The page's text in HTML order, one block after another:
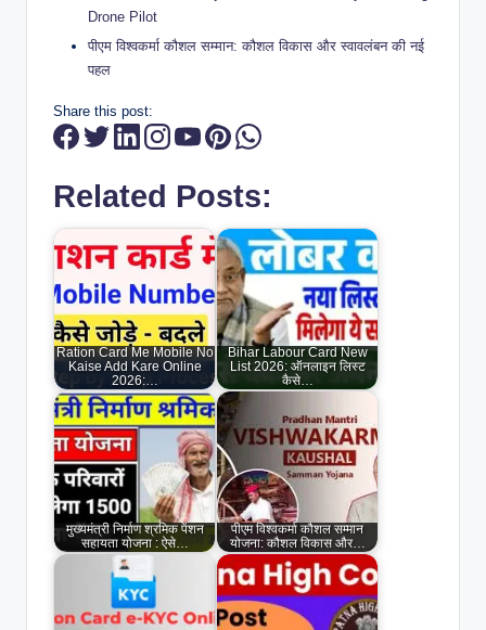
Drone Pilot
पीएम विश्वकर्मा कौशल सम्मान: कौशल विकास और स्वावलंबन की नई
पहल
Share this post:
Related Posts:
Ration Card Me Mobile No
Kaise Add Kare Online
2026:…
Bihar Labour Card New
List 2026: ऑनलाइन लिस्ट
कैसे…
मुख्यमंत्री निर्माण श्रमिक पेंशन
सहायता योजना : ऐसे…
पीएम विश्वकर्मा कौशल सम्मान
योजना: कौशल विकास और…